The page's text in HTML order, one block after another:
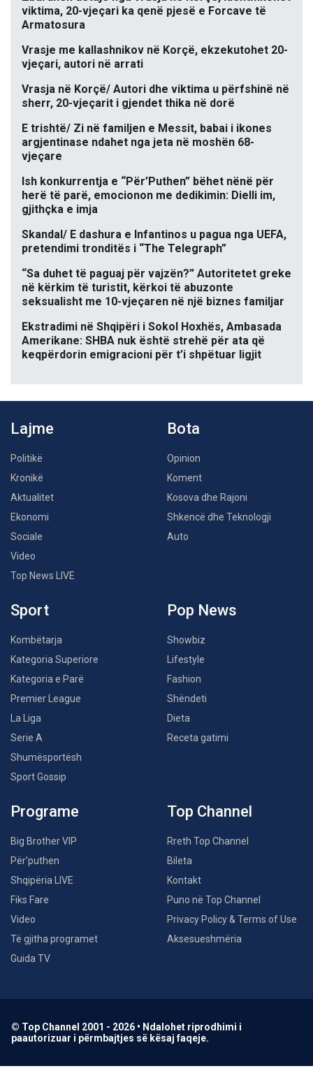
viktima, 20-vjeçari ka qenë pjesë e Forcave të
Armatosura
Vrasje me kallashnikov në Korçë, ekzekutohet 20-
vjeçari, autori në arrati
Vrasja në Korçë/ Autori dhe viktima u përfshinë në
sherr, 20-vjeçarit i gjendet thika në dorë
E trishtë/ Zi në familjen e Messit, babai i ikones
argjentinase ndahet nga jeta në moshën 68-
vjeçare
Ish konkurrentja e “Për’Puthen” bëhet nënë për
herë të parë, emocionon me dedikimin: Dielli im,
gjithçka e imja
Skandal/ E dashura e Infantinos u pagua nga UEFA,
pretendimi tronditës i “The Telegraph”
“Sa duhet të paguaj për vajzën?” Autoritetet greke
në kërkim të turistit, kërkoi të abuzonte
seksualisht me 10-vjeçaren në një biznes familjar
Ekstradimi në Shqipëri i Sokol Hoxhës, Ambasada
Amerikane: SHBA nuk është strehë për ata që
keqpërdorin emigracioni për t’i shpëtuar ligjit
Lajme
Politikë
Kronikë
Aktualitet
Ekonomi
Sociale
Video
Top News LIVE
Bota
Opinion
Koment
Kosova dhe Rajoni
Shkencë dhe Teknologji
Auto
Sport
Kombëtarja
Kategoria Superiore
Kategoria e Parë
Premier League
La Liga
Serie A
Shumësportësh
Sport Gossip
Pop News
Showbiz
Lifestyle
Fashion
Shëndeti
Dieta
Receta gatimi
Programe
Big Brother VIP
Për’puthen
Shqipëria LIVE
Fiks Fare
Video
Të gjitha programet
Guida TV
Top Channel
Rreth Top Channel
Bileta
Kontakt
Puno në Top Channel
Privacy Policy & Terms of Use
Aksesueshmëria
© Top Channel 2001 - 2026 • Ndalohet riprodhimi i
paautorizuar i përmbajtjes së kësaj faqeje.